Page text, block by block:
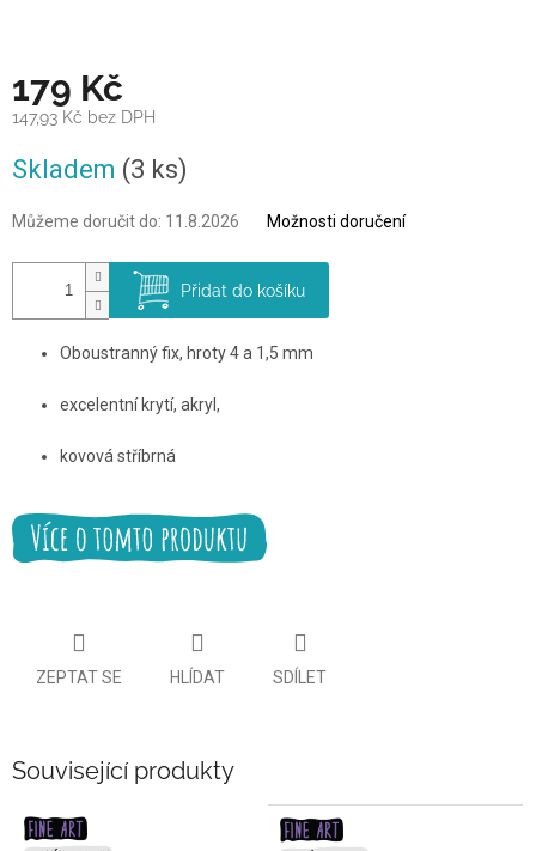
179 Kč
147,93 Kč bez DPH
cena:
Skladem (3 ks)
Můžeme doručit do: 11.8.2026 Možnosti doručení
Přidat do košíku
Oboustranný fix, hroty 4 a 1,5 mm
excelentní krytí, akryl,
kovová stříbrná
ZEPTAT SE HLÍDAT SDÍLET
Související produkty